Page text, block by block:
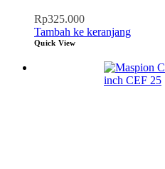
Rp325.000
Tambah ke keranjang
Quick View